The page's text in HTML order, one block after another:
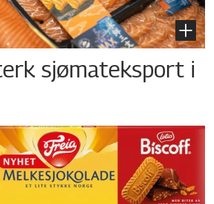
sjømateksport i